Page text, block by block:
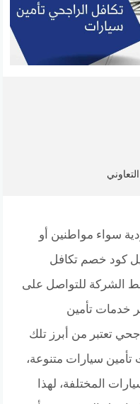
سواء مواطنين أو
كود خصم تكافل
الشركة للتواصل على
خدمات تأمين
تعتبر من أبرز تلك
تأمين سيارات متنوعة،
المختلفة، لهذا